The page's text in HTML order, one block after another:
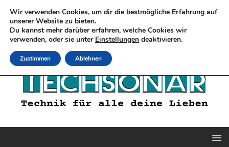
Wir verwenden Cookies, um dir die bestmögliche Erfahrung auf
unserer Website zu bieten.
Du kannst mehr darüber erfahren, welche Cookies wir
verwenden, oder sie unter Einstellungen deaktivieren.
Zustimmen Ablehnen